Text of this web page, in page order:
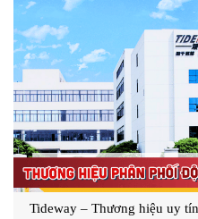
Tideway – Thương hiệu uy